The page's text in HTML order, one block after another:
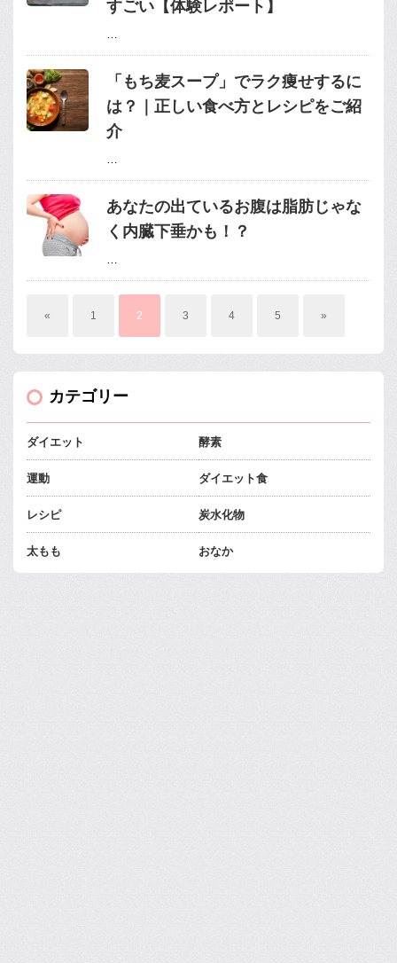
すごい【体験レポート】
…
「もち麦スープ」でラク痩せするに
は？｜正しい食べ方とレシピをご紹
介
…
あなたの出ているお腹は脂肪じゃな
く内臓下垂かも！？
…
« 1 2 3 4 5 »
カテゴリー
ダイエット 酵素
運動 ダイエット食
レシピ 炭水化物
太もも おなか